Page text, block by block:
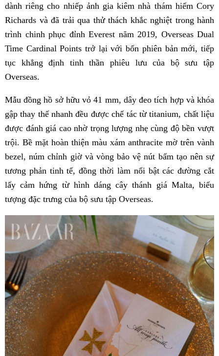
dành riêng cho nhiếp ảnh gia kiêm nhà thám hiểm Cory
Richards và đã trải qua thử thách khắc nghiệt trong hành
trình chinh phục đỉnh Everest năm 2019, Overseas Dual
Time Cardinal Points trở lại với bốn phiên bản mới, tiếp
tục khẳng định tinh thần phiêu lưu của bộ sưu tập
Overseas.
Mẫu đồng hồ sở hữu vỏ 41 mm, dây đeo tích hợp và khóa
gập thay thế nhanh đều được chế tác từ titanium, chất liệu
được đánh giá cao nhờ trọng lượng nhẹ cùng độ bền vượt
trội. Bề mặt hoàn thiện màu xám anthracite mờ trên vành
bezel, núm chỉnh giờ và vòng bảo vệ nút bấm tạo nên sự
tương phản tinh tế, đồng thời làm nổi bật các đường cắt
lấy cảm hứng từ hình dáng cây thánh giá Malta, biểu
tượng đặc trưng của bộ sưu tập Overseas.